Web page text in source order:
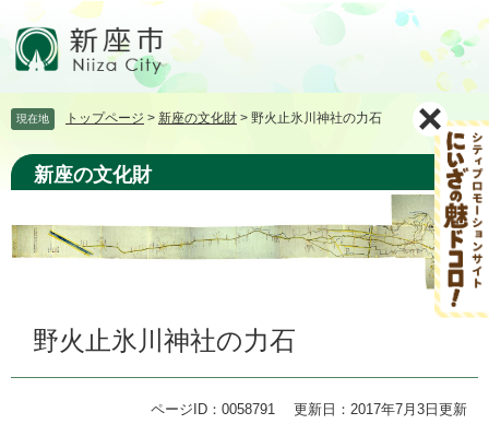
頭
す。
飛
し
て
文
へ
現在地 トップページ > 新座の文化財 > 野火止氷川神社の力石
新座の文化財
野火止氷川神社の力石
ページID：0058791 更新日：2017年7月3日更新